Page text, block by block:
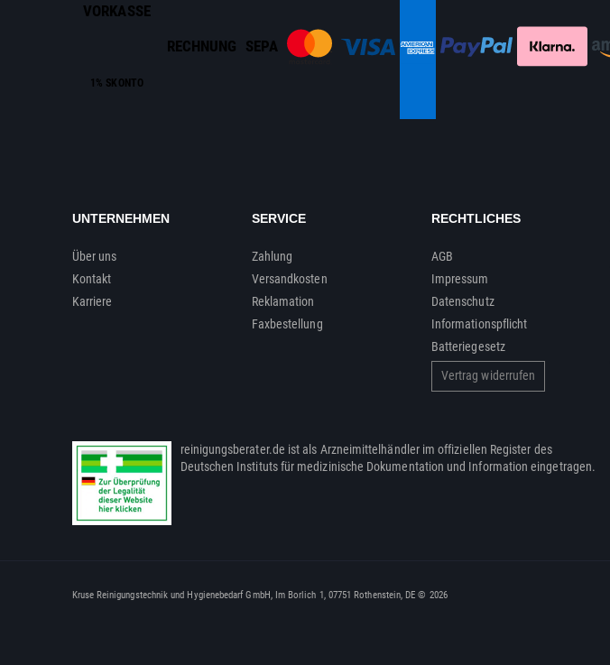
VORKASSE
1% SKONTO
RECHNUNG SEPA
UNTERNEHMEN
Über uns
Kontakt
Karriere
SERVICE
Zahlung
Versandkosten
Reklamation
Faxbestellung
RECHTLICHES
AGB
Impressum
Datenschutz
Informationspflicht
Batteriegesetz
Vertrag widerrufen
reinigungsberater.de ist als Arzneimittelhändler im offiziellen Register des
Deutschen Instituts für medizinische Dokumentation und Information eingetragen.
Kruse Reinigungstechnik und Hygienebedarf GmbH, Im Borlich 1, 07751 Rothenstein, DE © 2026